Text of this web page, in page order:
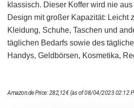
klassisch. Dieser Koffer wird nie
Design mit großer Kapazität: Leicht
Kleidung, Schuhe, Taschen und
täglichen Bedarfs sowie des
Handys, Geldbörsen, Kosmetika,
Amazon.de Price:282,12€(as of 08/04/2023 02:12